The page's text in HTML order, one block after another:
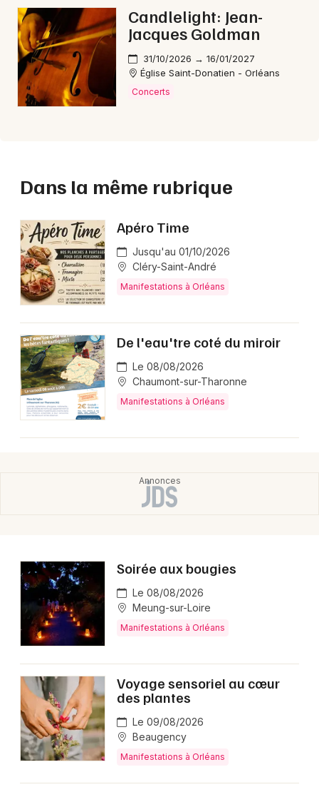
Candlelight: Jean-
Jacques Goldman
31/10/2026 → 16/01/2027
Église Saint-Donatien - Orléans
Concerts
Dans la même rubrique
Apéro Time
Jusqu'au 01/10/2026
Cléry-Saint-André
Manifestations à Orléans
De l'eau'tre coté du miroir
Le 08/08/2026
Chaumont-sur-Tharonne
Manifestations à Orléans
Soirée aux bougies
Le 08/08/2026
Meung-sur-Loire
Manifestations à Orléans
Voyage sensoriel au cœur
des plantes
Le 09/08/2026
Beaugency
Manifestations à Orléans